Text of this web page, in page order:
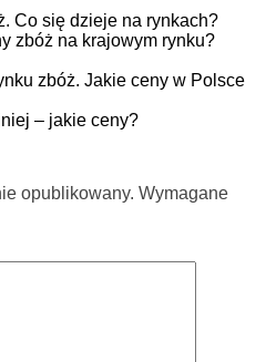
Co się dzieje na rynkach?
zbóż na krajowym rynku?
zbóż. Jakie ceny w Polsce
– jakie ceny?
opublikowany. Wymagane